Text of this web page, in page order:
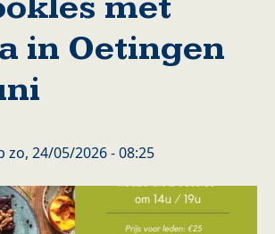
in Oetingen
zo, 24/05/2026 - 08:25